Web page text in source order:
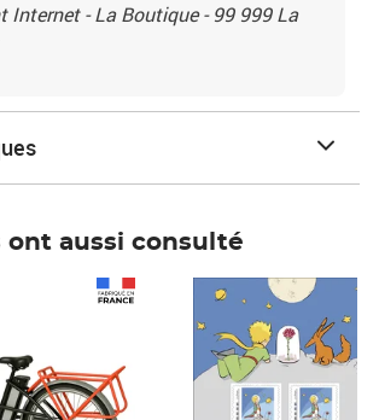
Internet - La Boutique - 99 999 La
ont aussi consulté
Prix 7,50€